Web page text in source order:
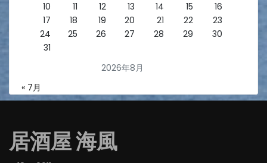
2026年8月
10
11 12 13 14 15
16
17
18 19 20 21 22
23
24
25 26 27 28 29
30
31
« 7月
居酒屋 海風